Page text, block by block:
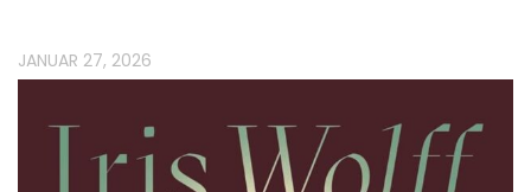
JANUAR 27, 2026